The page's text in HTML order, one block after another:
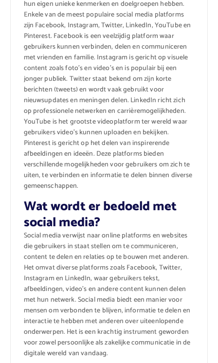
hun eigen unieke kenmerken en doelgroepen hebben.
Enkele van de meest populaire social media platforms
zijn Facebook, Instagram, Twitter, LinkedIn, YouTube en
Pinterest. Facebook is een veelzijdig platform waar
gebruikers kunnen verbinden, delen en communiceren
met vrienden en familie. Instagram is gericht op visuele
content zoals foto’s en video’s en is populair bij een
jonger publiek. Twitter staat bekend om zijn korte
berichten (tweets) en wordt vaak gebruikt voor
nieuwsupdates en meningen delen. LinkedIn richt zich
op professionele netwerken en carrièremogelijkheden.
YouTube is het grootste videoplatform ter wereld waar
gebruikers video’s kunnen uploaden en bekijken.
Pinterest is gericht op het delen van inspirerende
afbeeldingen en ideeën. Deze platforms bieden
verschillende mogelijkheden voor gebruikers om zich te
uiten, te verbinden en informatie te delen binnen diverse
gemeenschappen.
Wat wordt er bedoeld met
social media?
Social media verwijst naar online platforms en websites
die gebruikers in staat stellen om te communiceren,
content te delen en relaties op te bouwen met anderen.
Het omvat diverse platforms zoals Facebook, Twitter,
Instagram en LinkedIn, waar gebruikers tekst,
afbeeldingen, video’s en andere content kunnen delen
met hun netwerk. Social media biedt een manier voor
mensen om verbonden te blijven, informatie te delen en
interactie te hebben met anderen over uiteenlopende
onderwerpen. Het is een krachtig instrument geworden
voor zowel persoonlijke als zakelijke communicatie in de
digitale wereld van vandaag.